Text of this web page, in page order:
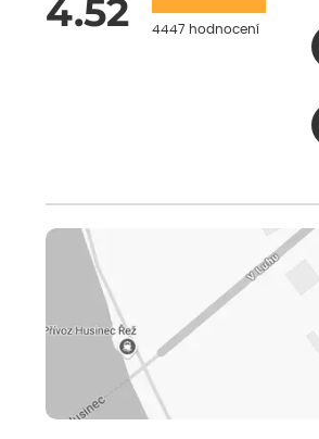
4.52 4447 hodnocení